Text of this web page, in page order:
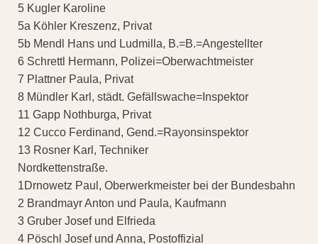
5 Kugler Karoline
5a Köhler Kreszenz, Privat
5b Mendl Hans und Ludmilla, B.=B.=Angestellter
6 Schrettl Hermann, Polizei=Oberwachtmeister
7 Plattner Paula, Privat
8 Mündler Karl, städt. Gefällswache=Inspektor
11 Gapp Nothburga, Privat
12 Cucco Ferdinand, Gend.=Rayonsinspektor
13 Rosner Karl, Techniker
Nordkettenstraße.
1Drnowetz Paul, Oberwerkmeister bei der Bundesbahn
2 Brandmayr Anton und Paula, Kaufmann
3 Gruber Josef und Elfrieda
4 Pöschl Josef und Anna, Postoffizial